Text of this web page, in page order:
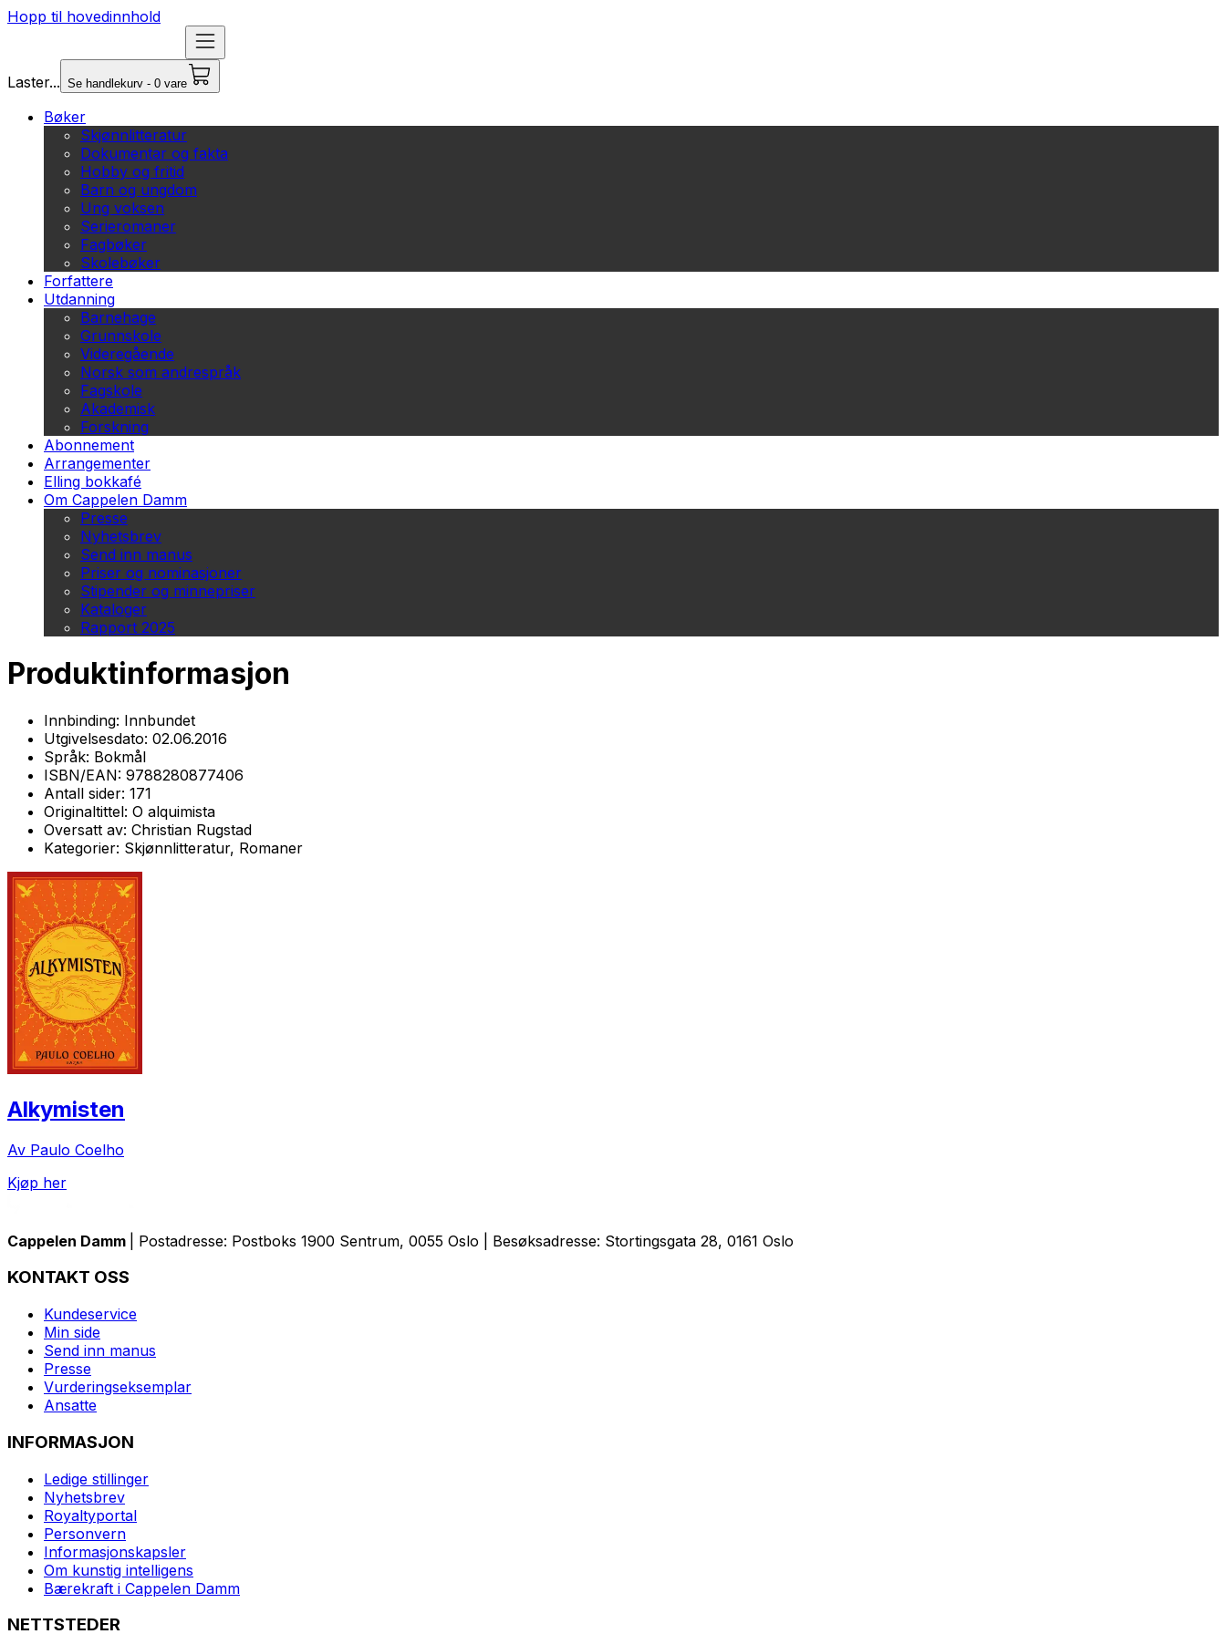
Hopp til hovedinnhold
Laster... Se handlekurv - 0 vare
Bøker
Skjønnlitteratur
Dokumentar og fakta
Hobby og fritid
Barn og ungdom
Ung voksen
Serieromaner
Fagbøker
Skolebøker
Forfattere
Utdanning
Barnehage
Grunnskole
Videregående
Norsk som andrespråk
Fagskole
Akademisk
Forskning
Abonnement
Arrangementer
Elling bokkafé
Om Cappelen Damm
Presse
Nyhetsbrev
Send inn manus
Priser og nominasjoner
Stipender og minnepriser
Kataloger
Rapport 2025
Produktinformasjon
Innbinding: Innbundet
Utgivelsesdato: 02.06.2016
Språk: Bokmål
ISBN/EAN: 9788280877406
Antall sider: 171
Originaltittel: O alquimista
Oversatt av: Christian Rugstad
Kategorier: Skjønnlitteratur, Romaner
Alkymisten
Av Paulo Coelho
Kjøp her
Cappelen Damm | Postadresse: Postboks 1900 Sentrum, 0055 Oslo | Besøksadresse: Stortingsgata 28, 0161 Oslo
KONTAKT OSS
Kundeservice
Min side
Send inn manus
Presse
Vurderingseksemplar
Ansatte
INFORMASJON
Ledige stillinger
Nyhetsbrev
Royaltyportal
Personvern
Informasjonskapsler
Om kunstig intelligens
Bærekraft i Cappelen Damm
NETTSTEDER